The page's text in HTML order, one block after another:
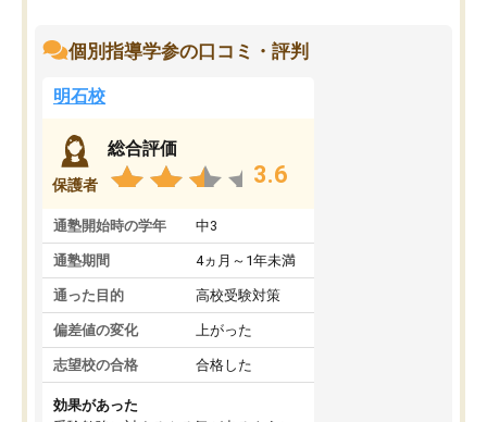
個別指導学参の口コミ・評判
明石校
保護者
総合評価
3.6
通塾開始時の学年 中3
通塾期間 4ヵ月～1年未満
通った目的 高校受験対策
偏差値の変化 上がった
志望校の合格 合格した
効果があった